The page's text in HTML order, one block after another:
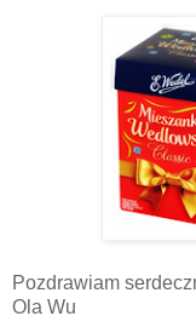
Pozdrawiam
Ola Wu